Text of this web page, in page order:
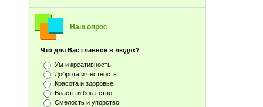
Наш опрос
Что для Вас главное в людях?
Ум и креативность
Доброта и честность
Красота и здоровье
Власть и богатство
Смелость и упорство